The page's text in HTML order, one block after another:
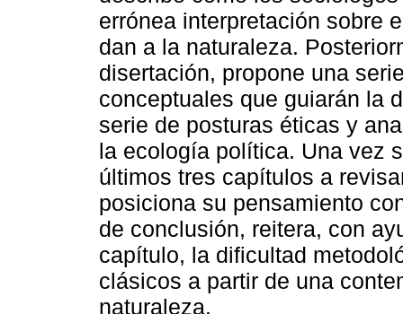
errónea interpretación sobre
dan a la naturaleza.
disertación, propone una
conceptuales que guiarán la
serie de posturas éticas y
la ecología política. Una vez
últimos tres capítulos a
posiciona su pensamiento
de conclusión, reitera, con
capítulo, la dificultad
clásicos a partir de una
naturaleza.